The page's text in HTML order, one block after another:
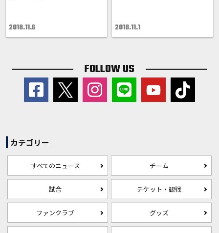
2018.11.6 2018.11.1
FOLLOW US
カテゴリー
すべてのニュース チーム
試合 チケット・観戦
ファンクラブ グッズ